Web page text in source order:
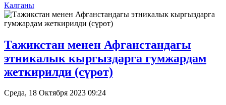
Калганы
Тажикстан менен Афганстандагы
этникалык кыргыздарга гумжардам
жеткирилди (сүрөт)
Среда, 18 Октября 2023 09:24